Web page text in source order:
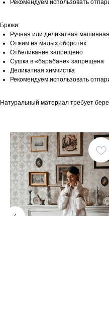
Рекомендуем использовать
Брюки:
Ручная или деликатная
Отжим на малых оборотах
Отбеливание запрещено
Сушка в «барабане» запрещена
Деликатная химчистка
Рекомендуем использовать
Натуральный материал требует